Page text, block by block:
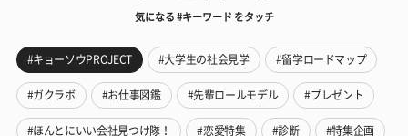
気になる #キーワード をタッチ
#キョーソウPROJECT #大学生の社会見学 #留学ロードマップ
#ガクラボ #お仕事図鑑 #先輩ロールモデル #プレゼント
#ほんとにいい会社見つけ隊！ #恋愛特集 #診断 #特集企画